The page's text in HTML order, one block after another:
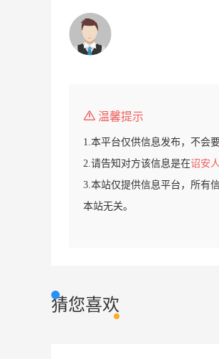
温馨提示
1.本平台仅供信息发布，不会
2.请告知对方该信息是在诏安
3.本站仅提供信息平台，所有
本站无关。
猜您喜欢